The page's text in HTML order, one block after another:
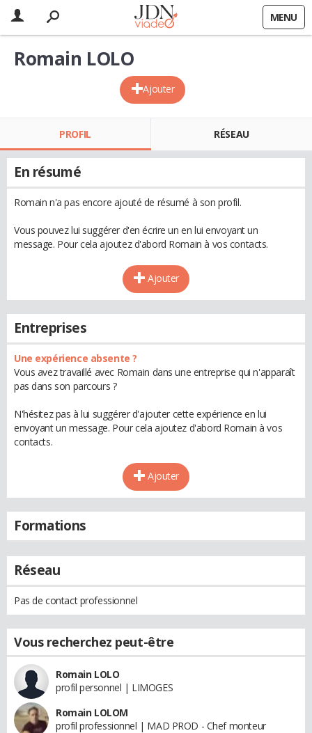
MENU
Ajouter
Romain LOLO
PROFIL RÉSEAU
En résumé
Romain n'a pas encore ajouté de résumé à son profil.
Vous pouvez lui suggérer d'en écrire un en lui envoyant un
message. Pour cela ajoutez d'abord Romain à vos contacts.
Ajouter
Entreprises
Une expérience absente ?
Vous avez travaillé avec Romain dans une entreprise qui n'apparaît
pas dans son parcours ?
N'hésitez pas à lui suggérer d'ajouter cette expérience en lui
envoyant un message. Pour cela ajoutez d'abord Romain à vos
contacts.
Ajouter
Formations
Réseau
Pas de contact professionnel
Vous recherchez peut-être
Romain LOLO
profil personnel | LIMOGES
Romain LOLOM
profil professionnel | MAD PROD - Chef monteur